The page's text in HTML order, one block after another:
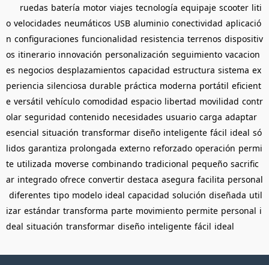
ruedas batería motor viajes tecnología equipaje scooter liti
o velocidades neumáticos USB aluminio conectividad aplicació
n configuraciones funcionalidad resistencia terrenos dispositiv
os itinerario innovación personalización seguimiento vacacion
es negocios desplazamientos capacidad estructura sistema ex
periencia silenciosa durable práctica moderna portátil eficient
e versátil vehículo comodidad espacio libertad movilidad contr
olar seguridad contenido necesidades usuario carga adaptar
esencial situación transformar diseño inteligente fácil ideal só
lidos garantiza prolongada externo reforzado operación permi
te utilizada moverse combinando tradicional pequeño sacrific
ar integrado ofrece convertir destaca asegura facilita personal
diferentes tipo modelo ideal capacidad solución diseñada util
izar estándar transforma parte movimiento permite personal i
deal situación transformar diseño inteligente fácil ideal